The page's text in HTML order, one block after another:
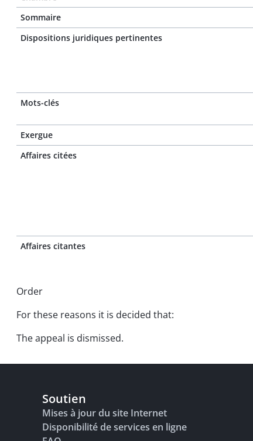
Sommaire
Dispositions juridiques pertinentes
Mots-clés
Exergue
Affaires citées
Affaires citantes
Order
For these reasons it is decided that:
The appeal is dismissed.
Soutien
Mises à jour du site Internet
Disponibilité de services en ligne